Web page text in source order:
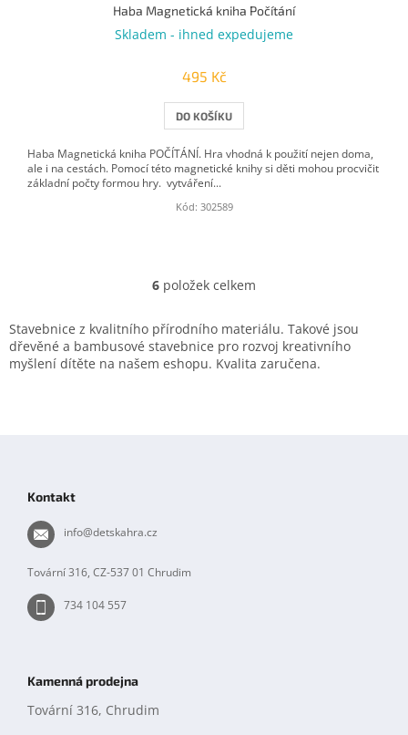
Haba Magnetická kniha Počítání
Skladem - ihned expedujeme
495 Kč
DO KOŠÍKU
Haba Magnetická kniha POČÍTÁNÍ. Hra vhodná k použití nejen doma,
ale i na cestách. Pomocí této magnetické knihy si děti mohou procvičit
základní počty formou hry. vytváření...
Kód: 302589
O
l
á
d
6 položek celkem
Stavebnice z kvalitního přírodního materiálu. Takové jsou
dřevěné a bambusové stavebnice pro rozvoj kreativního
myšlení dítěte na našem eshopu. Kvalita zaručena.
Kontakt
info@detskahra.cz
Tovární 316, CZ-537 01 Chrudim
734 104 557
Kamenná prodejna
Tovární 316, Chrudim